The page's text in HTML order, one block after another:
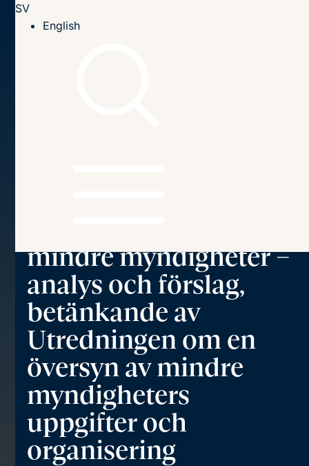
SV
English
mindre myndigheter –
analys och förslag,
betänkande av
Utredningen om en
översyn av mindre
myndigheters
uppgifter och
organisering